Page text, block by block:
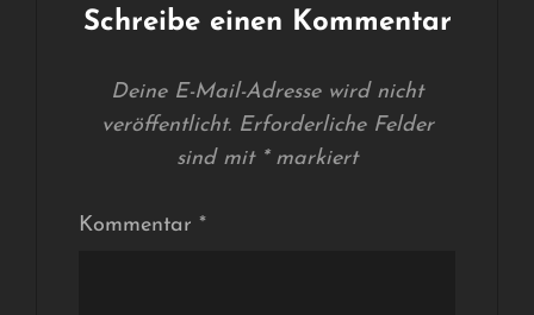
Schreibe einen Kommentar
Deine E-Mail-Adresse wird nicht
veröffentlicht. Erforderliche Felder
sind mit *markiert
Kommentar *